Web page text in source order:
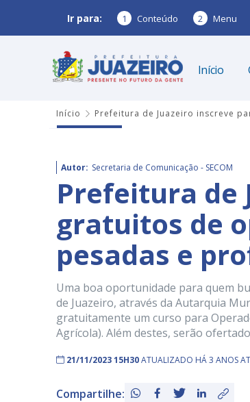
Ir para: 1 Conteúdo 2 Menu
Início
Início Prefeitura de Juazeiro inscreve
Autor: Secretaria de Comunicação - SECOM
Prefeitura de
gratuitos de
pesadas e
Uma boa oportunidade para quem
de Juazeiro, através da Autarquia
gratuitamente um curso para
Agrícola). Além destes, serão
21/11/2023 15H30ATUALIZADO HÁ 3 ANOS
Compartilhe: